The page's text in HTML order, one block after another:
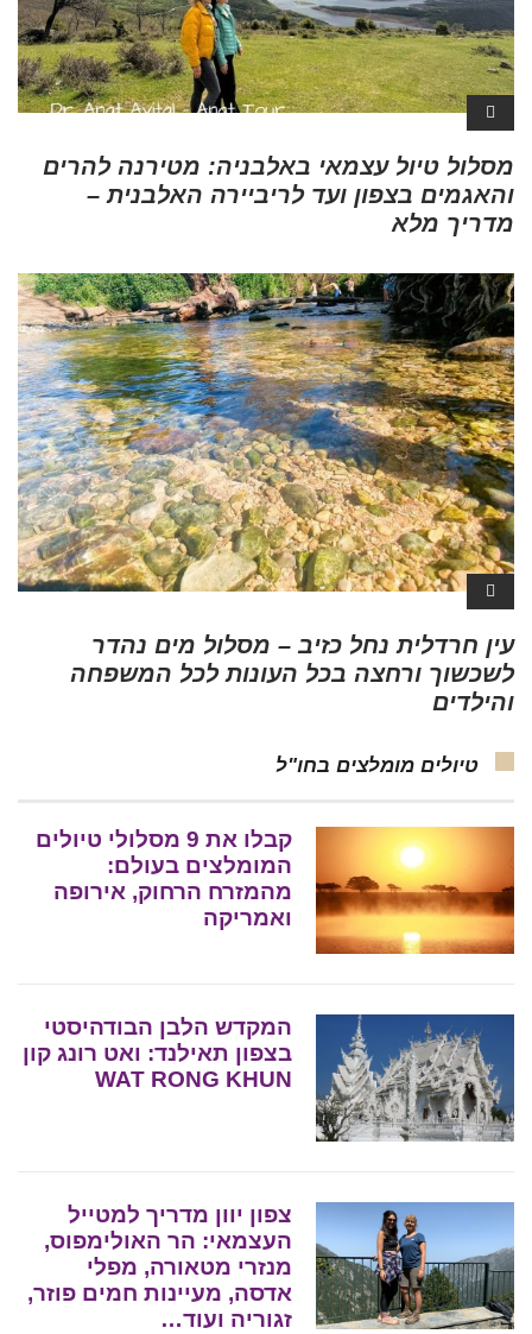
מסלול טיול עצמאי באלבניה: מטירנה להרים
והאגמים בצפון ועד לריביירה האלבנית –
מדריך מלא
עין חרדלית נחל כזיב – מסלול מים נהדר
לשכשוך ורחצה בכל העונות לכל המשפחה
והילדים
טיולים מומלצים בחו"ל
קבלו את 9 מסלולי טיולים
המומלצים בעולם:
מהמזרח הרחוק, אירופה
ואמריקה
המקדש הלבן הבודהיסטי
בצפון תאילנד: ואט רונג קון
WAT RONG KHUN
צפון יוון מדריך למטייל
העצמאי: הר האולימפוס,
מנזרי מטאורה, מפלי
אדסה, מעיינות חמים פוזר,
זגוריה ועוד…